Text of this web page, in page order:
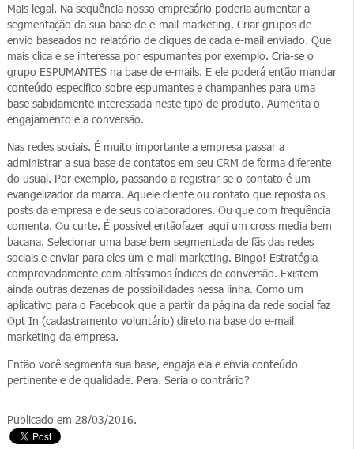
Mais legal. Na sequência nosso empresário poderia aumentar a
segmentação da sua base de e-mail marketing. Criar grupos de
envio baseados no relatório de cliques de cada e-mail enviado. Que
mais clica e se interessa por espumantes por exemplo. Cria-se o
grupo ESPUMANTES na base de e-mails. E ele poderá então mandar
conteúdo específico sobre espumantes e champanhes para uma
base sabidamente interessada neste tipo de produto. Aumenta o
engajamento e a conversão.
Nas redes sociais. É muito importante a empresa passar a
administrar a sua base de contatos em seu CRM de forma diferente
do usual. Por exemplo, passando a registrar se o contato é um
evangelizador da marca. Aquele cliente ou contato que reposta os
posts da empresa e de seus colaboradores. Ou que com frequência
comenta. Ou curte. É possível entãofazer aqui um cross media bem
bacana. Selecionar uma base bem segmentada de fãs das redes
sociais e enviar para eles um e-mail marketing. Bingo! Estratégia
comprovadamente com altíssimos índices de conversão. Existem
ainda outras dezenas de possibilidades nessa linha. Como um
aplicativo para o Facebook que a partir da página da rede social faz
Opt In (cadastramento voluntário) direto na base do e-mail
marketing da empresa.
Então você segmenta sua base, engaja ela e envia conteúdo
pertinente e de qualidade. Pera. Seria o contrário?
Publicado em 28/03/2016.